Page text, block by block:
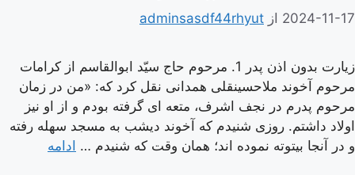
2024-11-17 از adminsasdf44rhyut
زیارت بدون اذن پدر 1. مرحوم حاج سيّد ابوالقاسم از كرامات
مرحوم آخوند ملاحسينقلى همدانى نقل كرد كه: «من در زمان
مرحوم پدرم در نجف اشرف، متعه‏ اى گرفته بودم و از او نيز
اولاد داشتم. روزى شنيدم كه آخوند ديشب به مسجد سهله رفته
و در آنجا بيتوته نموده‏ اند؛ همان وقت كه شنيدم … ادامه